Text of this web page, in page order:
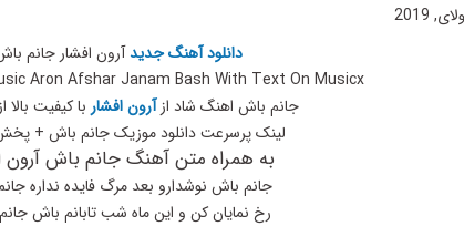
دانلود آهنگ جدیدآرون افشار جانم
Aron Afshar Janam Bash With Text On Musicx
جانم باش اهنگ شاد ازآرون افشار با کیفیت
لینک پرسرعت دانلود موزیک جانم باش +
به همراه متن آهنگ جانم باش آرون
جانم باش نوشدارو بعد مرگ فایده نداره
رخ نمایان کن و این ماه شب تابانم باش